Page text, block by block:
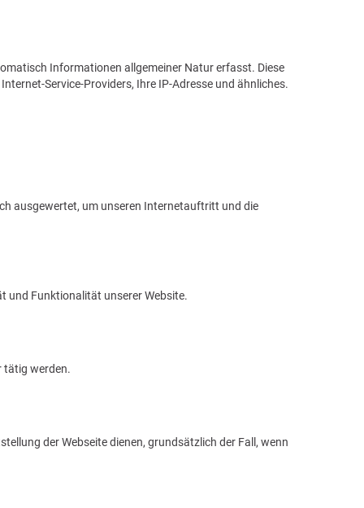
Informationen allgemeiner Natur erfasst. Diese
Service-Providers, Ihre IP-Adresse und ähnliches.
ausgewertet, um unseren Internetauftritt und die
und Funktionalität unserer Website.
tätig werden.
der Webseite dienen, grundsätzlich der Fall, wenn